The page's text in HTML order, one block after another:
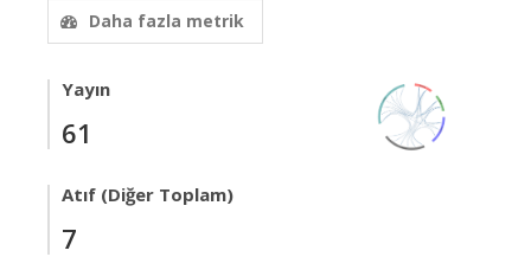
Daha fazla metrik
Yayın
61
Atıf (Diğer Toplam)
7